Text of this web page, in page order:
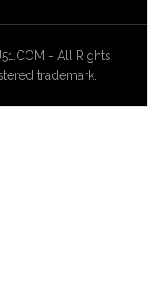
- All Rights
trademark.